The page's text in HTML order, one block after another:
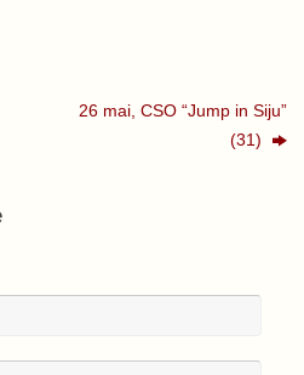
26 mai, CSO “Jump in Siju”
(31)